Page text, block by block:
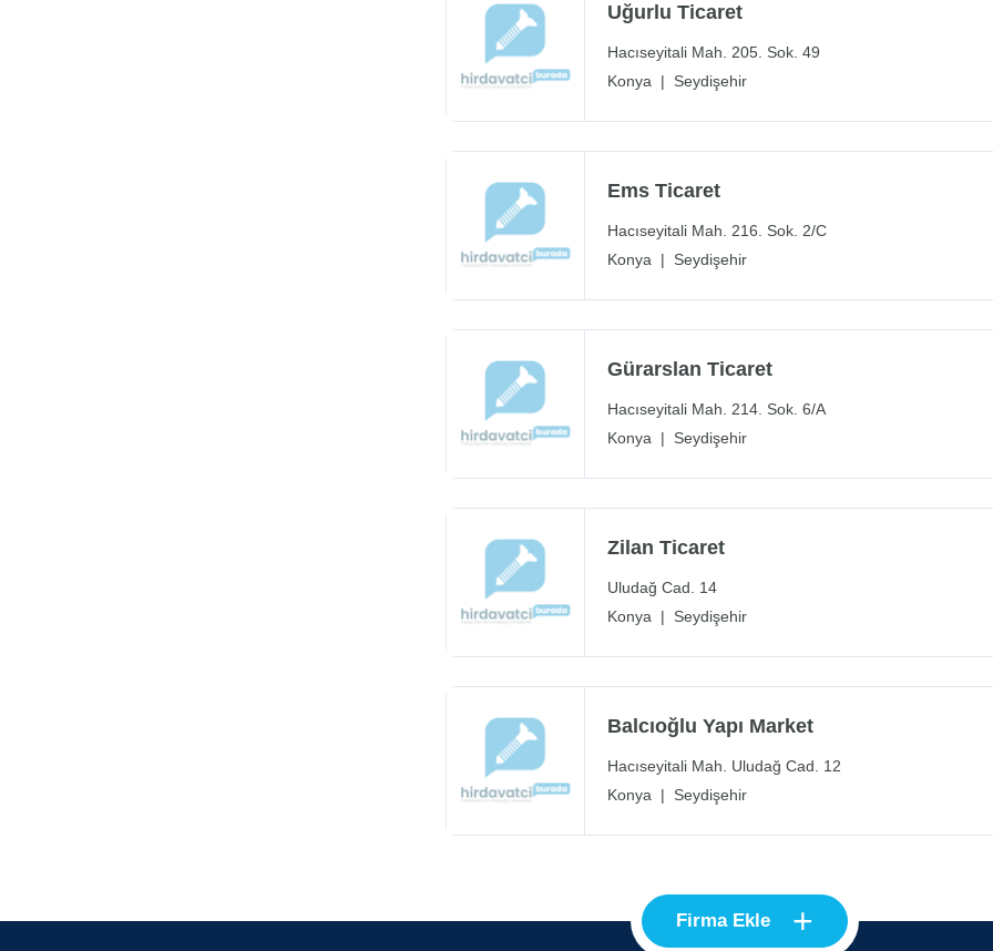
Uğurlu Ticaret
Hacıseyitali Mah. 205. Sok. 49
Konya | Seydişehir
Ems Ticaret
Hacıseyitali Mah. 216. Sok. 2/C
Konya | Seydişehir
Gürarslan Ticaret
Hacıseyitali Mah. 214. Sok. 6/A
Konya | Seydişehir
Zilan Ticaret
Uludağ Cad. 14
Konya | Seydişehir
Balcıoğlu Yapı Market
Hacıseyitali Mah. Uludağ Cad. 12
Konya | Seydişehir
Firma Ekle +